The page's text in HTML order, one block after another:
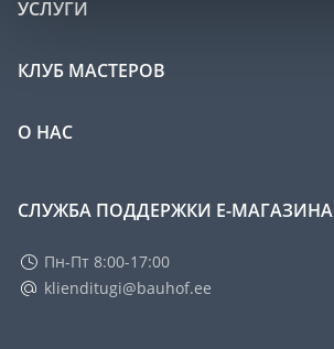
УСЛУГИ
КЛУБ МАСТЕРОВ
О НАС
СЛУЖБА ПОДДЕРЖКИ Е-МАГАЗИНА
Пн-Пт 8:00-17:00
klienditugi@bauhof.ee